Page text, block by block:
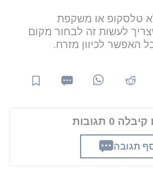
טלסקופ או משקפת
לעשות זה לבחור מקום
האפשר לכיוון מזרח.
0 תגובות
תגובה